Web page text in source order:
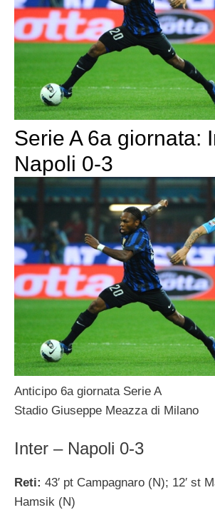
Serie A 6a giornata:
Napoli 0-3
Anticipo 6a giornata Serie A
Stadio Giuseppe Meazza di Milano
Inter – Napoli 0-3
Reti: 43′ pt Campagnaro (N); 12′ st
Hamsik (N)